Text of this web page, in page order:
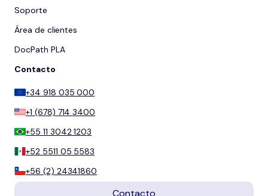
Soporte
Área de clientes
DocPath PLA
Contacto
+34 918 035 000
+1 (678) 714 3400
+55 11 3042 1203
+52 5511 05 5583
+56 (2) 24341860
Contacto